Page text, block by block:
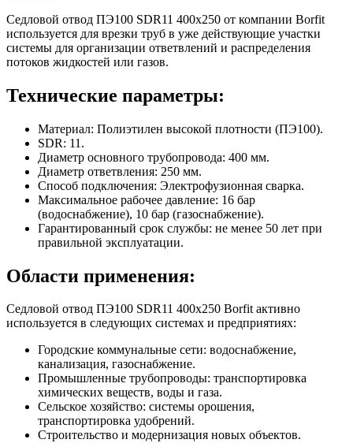
Седловой отвод ПЭ100 SDR11 400x250 от компании Borfit
используется для врезки труб в уже действующие участки
системы для организации ответвлений и распределения
потоков жидкостей или газов.
Технические параметры:
Материал: Полиэтилен высокой плотности (ПЭ100).
SDR: 11.
Диаметр основного трубопровода: 400 мм.
Диаметр ответвления: 250 мм.
Способ подключения: Электрофузионная сварка.
Максимальное рабочее давление: 16 бар
(водоснабжение), 10 бар (газоснабжение).
Гарантированный срок службы: не менее 50 лет при
правильной эксплуатации.
Области применения:
Седловой отвод ПЭ100 SDR11 400x250 Borfit активно
используется в следующих системах и предприятиях:
Городские коммунальные сети: водоснабжение,
канализация, газоснабжение.
Промышленные трубопроводы: транспортировка
химических веществ, воды и газа.
Сельское хозяйство: системы орошения,
транспортировка удобрений.
Строительство и модернизация новых объектов.